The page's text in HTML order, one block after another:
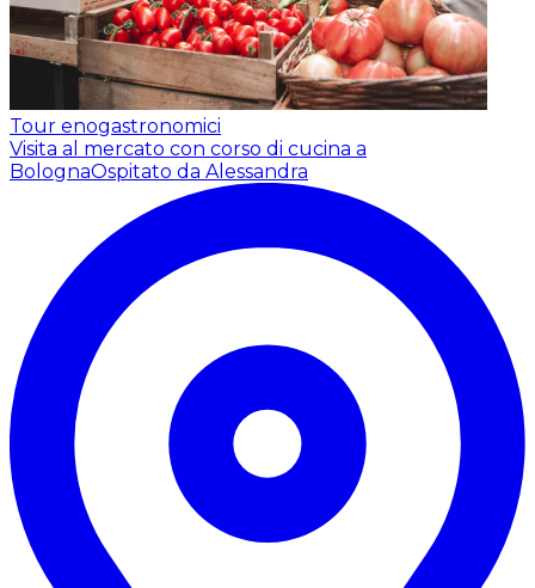
Tour enogastronomici
Visita al mercato con corso di cucina a
BolognaOspitato da Alessandra